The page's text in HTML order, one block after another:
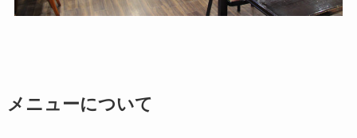
メニューについて